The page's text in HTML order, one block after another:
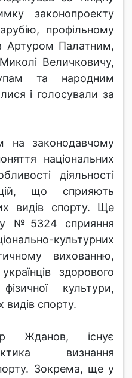
законопроекту
профільному
Артуром Палатним,
Величковичу,
та народним
і голосували за
на законодавчому
національних
діяльності
що сприяють
видів спорту. Ще
№5324 сприяння
культурних
вихованню,
здорового
культури,
видів спорту.
Жданов, існує
визнання
Зокрема, ще у